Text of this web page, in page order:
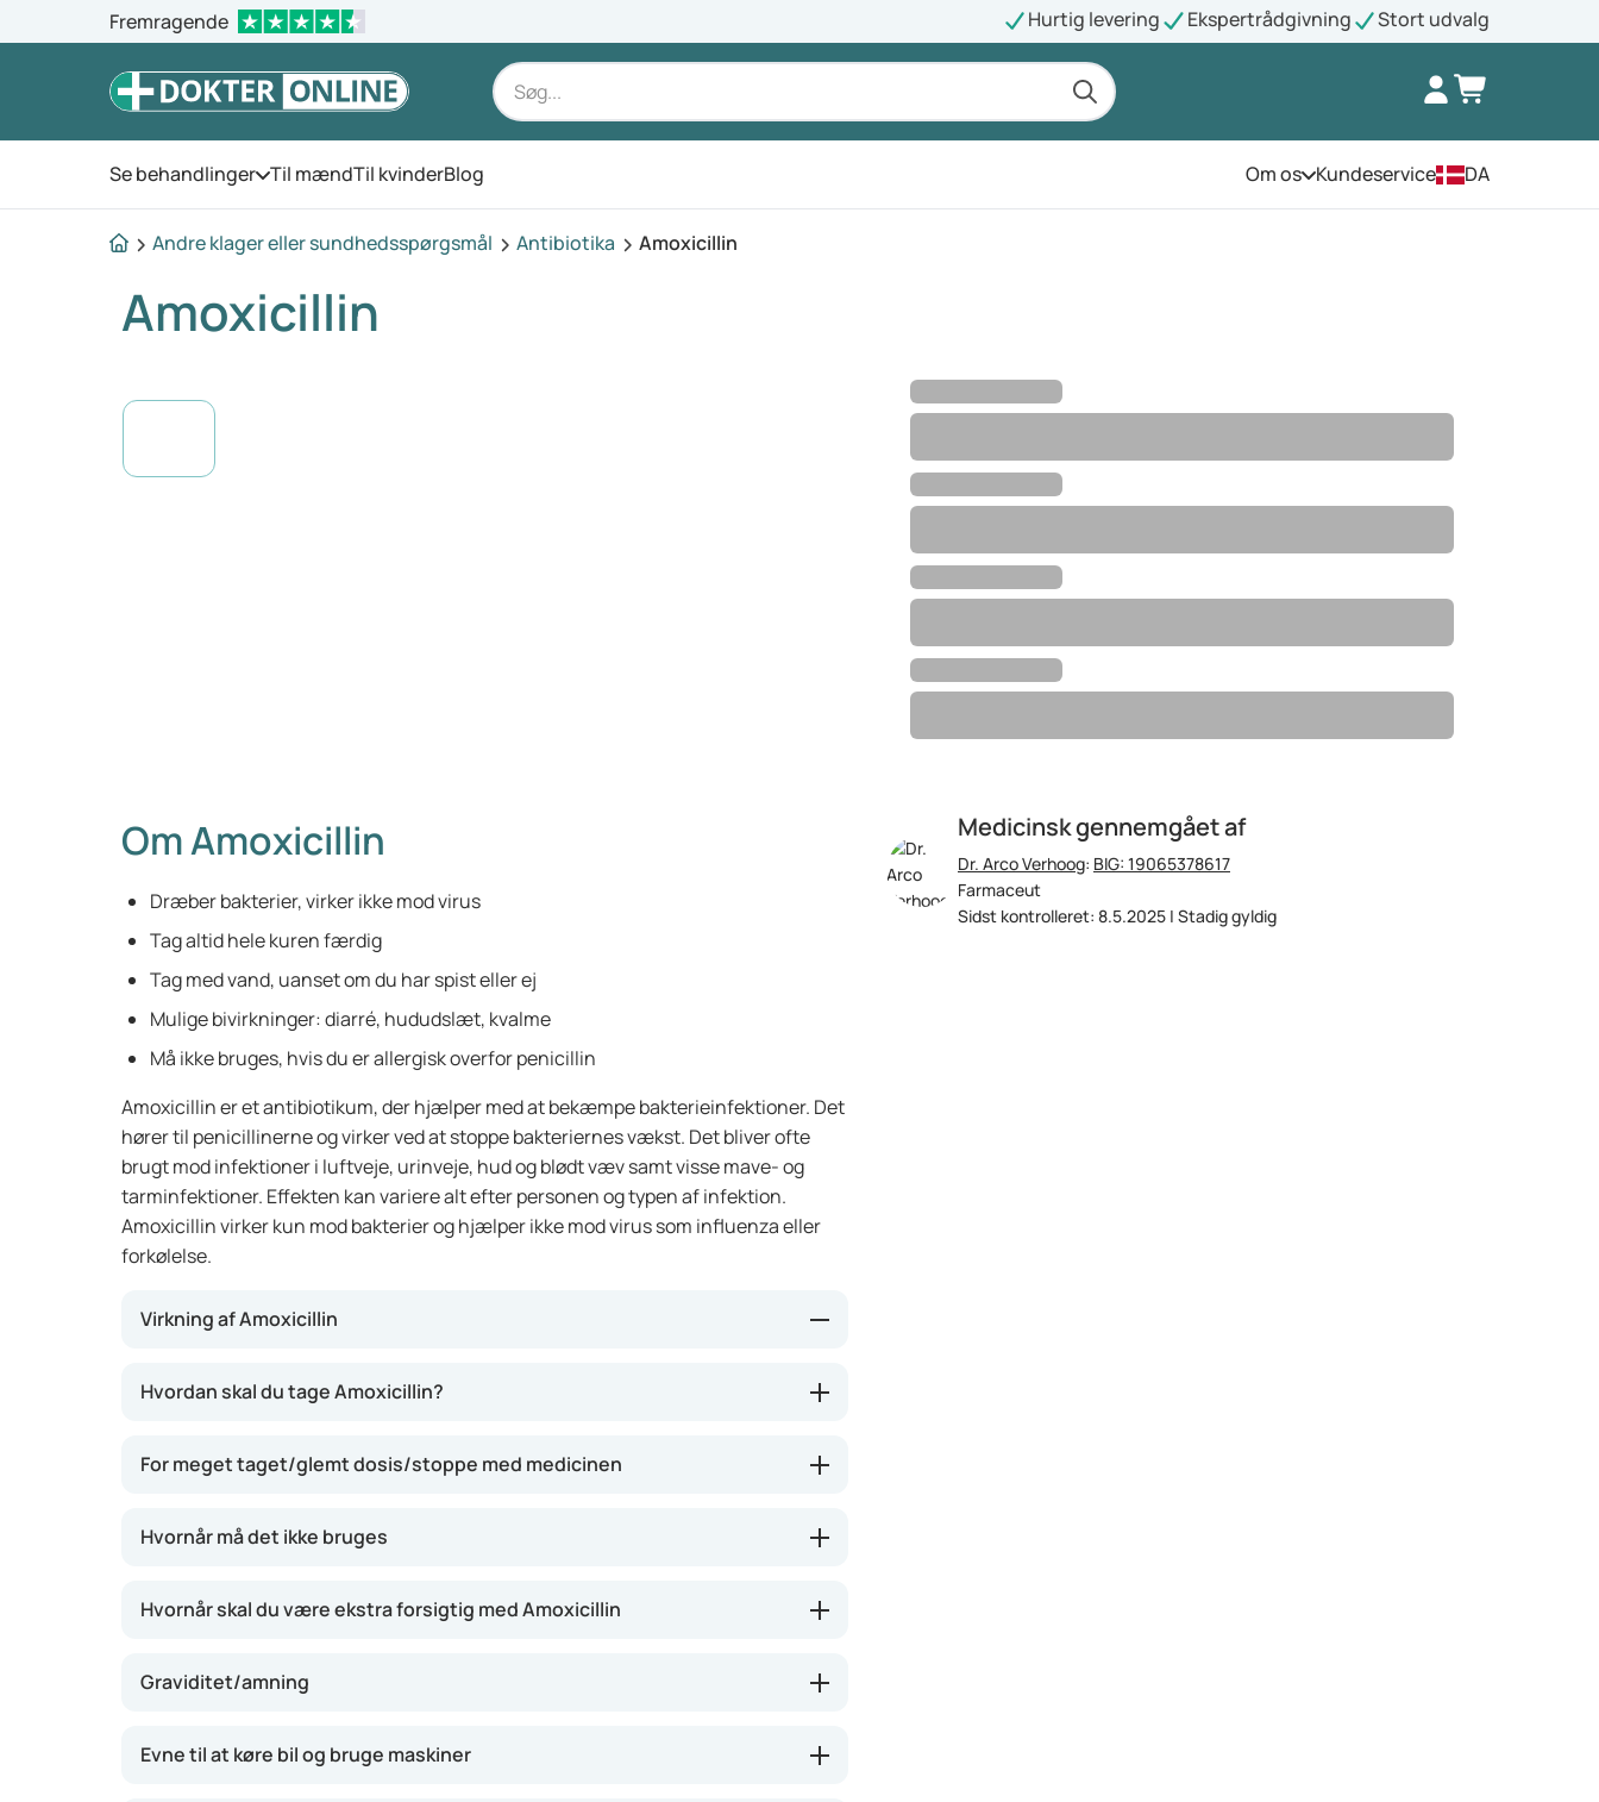
Fremragende Hurtig levering Ekspertrådgivning Stort udvalg
Se behandlingerÅbn menuen
Til mændTil kvinderBlog Om osÅbn menuen
Kundeservice DA
Andre klager eller sundhedsspørgsmål Antibiotika Amoxicillin
Amoxicillin
Medicinsk gennemgået af
Dr. Arco Verhoog: BIG: 19065378617
Farmaceut
Sidst kontrolleret: 8.5.2025 | Stadig gyldig
Om Amoxicillin
Dræber bakterier, virker ikke mod virus
Tag altid hele kuren færdig
Tag med vand, uanset om du har spist eller ej
Mulige bivirkninger: diarré, hududslæt, kvalme
Må ikke bruges, hvis du er allergisk overfor penicillin
Amoxicillin er et antibiotikum, der hjælper med at bekæmpe bakterieinfektioner. Det
hører til penicillinerne og virker ved at stoppe bakteriernes vækst. Det bliver ofte
brugt mod infektioner i luftveje, urinveje, hud og blødt væv samt visse mave- og
tarminfektioner. Effekten kan variere alt efter personen og typen af infektion.
Amoxicillin virker kun mod bakterier og hjælper ikke mod virus som influenza eller
forkølelse.
Virkning af Amoxicillin
formere sig. Det hjælper med at bekæmpe infektionen og kan lindre symptomer
bedring.
Hvordan skal du tage Amoxicillin?
For meget taget/glemt dosis/stoppe med medicinen
Hvornår må det ikke bruges
Hvornår skal du være ekstra forsigtig med Amoxicillin
Graviditet/amning
Evne til at køre bil og bruge maskiner